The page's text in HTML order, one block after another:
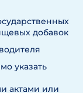
добавок
указать
актами или